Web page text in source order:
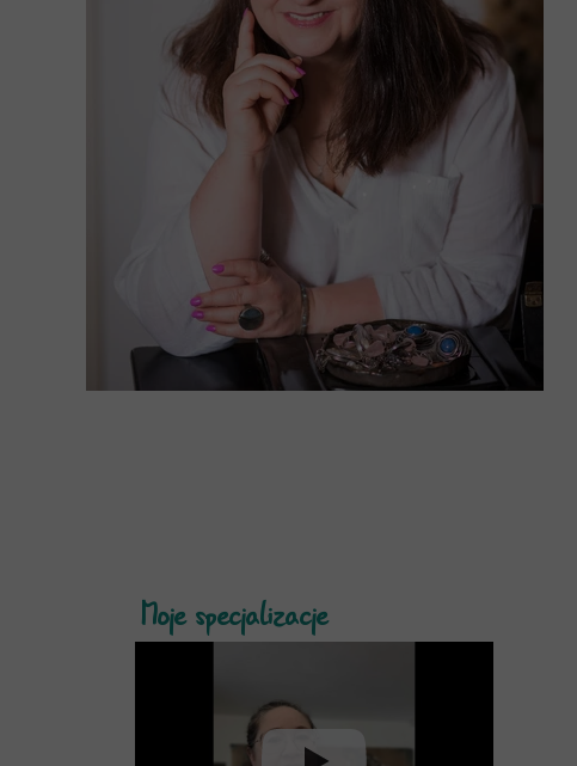
Moje specjalizacje